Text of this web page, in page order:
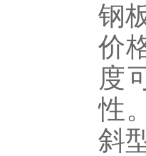
钢
价
度
性
斜